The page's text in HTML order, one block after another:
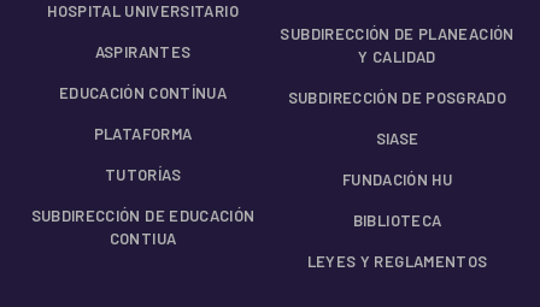
HOSPITAL UNIVERSITARIO
ASPIRANTES
EDUCACIÓN CONTÍNUA
PLATAFORMA
TUTORÍAS
SUBDIRECCIÓN DE EDUCACIÓN
CONTIUA
SUBDIRECCIÓN DE PLANEACIÓN
Y CALIDAD
SUBDIRECCIÓN DE POSGRADO
SIASE
FUNDACIÓN HU
BIBLIOTECA
LEYES Y REGLAMENTOS